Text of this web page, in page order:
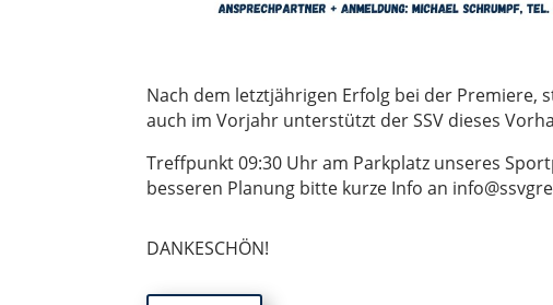
Nach dem letztjährigen Erfolg bei der Premiere,
auch im Vorjahr unterstützt der SSV dieses
Treffpunkt 09:30 Uhr am Parkplatz unseres
besseren Planung bitte kurze Info an
DANKESCHÖN!